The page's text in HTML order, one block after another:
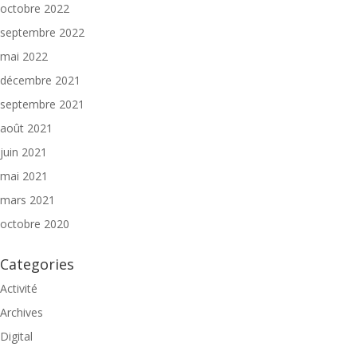
octobre 2022
septembre 2022
mai 2022
décembre 2021
septembre 2021
août 2021
juin 2021
mai 2021
mars 2021
octobre 2020
Categories
Activité
Archives
Digital